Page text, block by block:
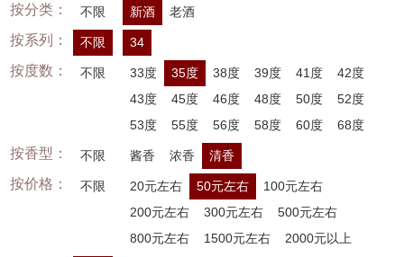
按分类： 不限 新酒 老酒
按系列： 不限 34
按度数： 不限 33度 35度 38度 39度 41度
42度
43度
45度 46度 48度 50度
52度
53度
55度 56度 58度 60度 68度
按香型： 不限 酱香 浓香 清香
按价格： 不限 20元左右 50元左右
100元左右
200元左右
300元左右
500元左右
800元左右
1500元左右 2000元以上